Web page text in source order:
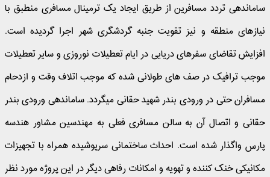
ساماندهی تردد مسافرین از طریق ایجاد یک ترمینال مسافری منطبق با
نیازهای منطقه و نیز تقویت جنبه گردشگری شهر اجرا گردیده است.
افزایش تقاضای سفرهای دریایی در ایام تعطیلات نوروزی و سایر تعطیلات
موجب ترافیک در صف های طولانی شده که موجب اتلاف وقت و ازدحام
مسافران حتی در ورودی بندر شهید حقانی میگردد. ساماندهی ورودی بندر
حقانی و اتصال آن به سالن مسافری فعلی به مهندسین مشاور هندسه
پارس واگذار شده است. احداث ساختمانی سرپوشیده همراه با تجهیزات
مکانیکی خنک کننده و تهویه و امکانات رفاهی دیگر در این پروژه مورد نظر